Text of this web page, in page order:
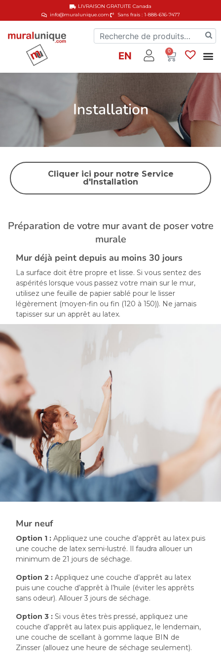
info@muralunique.com Sans frais : 1-888-616-7477
LIVRAISON GRATUITECanada
EN 0
Installation
Cliquer ici pour notre Service
d'Installation
Préparation de votre mur avant de poser votre
murale
Mur déjà peint depuis au moins 30 jours
La surface doit être propre et lisse. Si vous sentez des
aspérités lorsque vous passez votre main sur le mur,
utilisez une feuille de papier sablé pour le lisser
légèrement (moyen-fin ou fin (120 à 150)). Ne jamais
tapisser sur un apprêt au latex.
Mur neuf
Option 1 : Appliquez une couche d’apprêt au latex puis
une couche de latex semi-lustré. Il faudra allouer un
minimum de 21 jours de séchage.
Option 2 : Appliquez une couche d’apprêt au latex
puis une couche d’apprêt à l’huile (éviter les apprêts
sans odeur). Allouer 3 jours de séchage.
Option 3 : Si vous êtes très pressé, appliquez une
couche d’apprêt au latex puis appliquez, le lendemain,
une couche de scellant à gomme laque BIN de
Zinsser (allouez une heure de séchage seulement).